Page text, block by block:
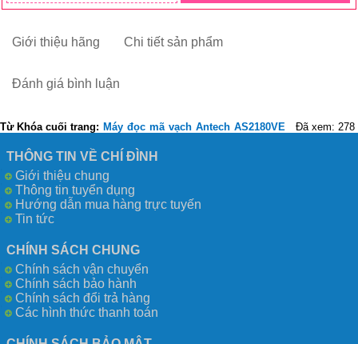
Giới thiệu hãng Chi tiết sản phẩm
Đánh giá bình luận
Từ Khóa cuối trang: Máy đọc mã vạch Antech AS2180VE Đã xem: 278
THÔNG TIN VỀ CHÍ ĐÌNH
Giới thiệu chung
Thông tin tuyển dụng
Hướng dẫn mua hàng trực tuyến
Tin tức
CHÍNH SÁCH CHUNG
Chính sách vận chuyển
Chính sách bảo hành
Chính sách đổi trả hàng
Các hình thức thanh toán